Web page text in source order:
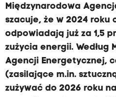
Międzynarodowa
szacuje, że w 2024 roku
odpowiadają już za 1,5
zużycia energii. Według
Agencji Energetycznej,
(zasilające m.in.
zużywać do 2026 roku